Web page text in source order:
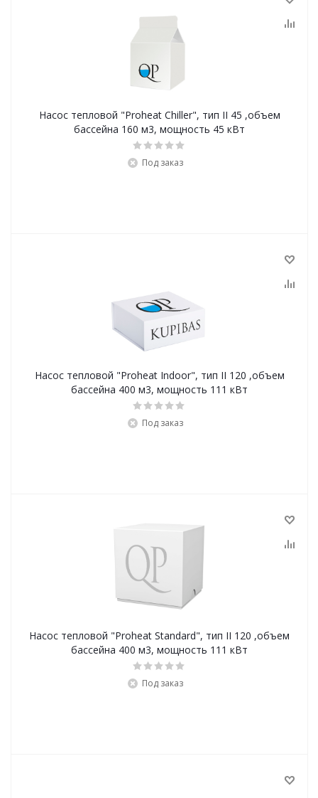
Насос тепловой "Proheat Chiller", тип II 45 ,объем
бассейна 160 м3, мощность 45 кВт
Под заказ
Насос тепловой "Proheat Indoor", тип II 120 ,объем
бассейна 400 м3, мощность 111 кВт
Под заказ
Насос тепловой "Proheat Standard", тип II 120 ,объем
бассейна 400 м3, мощность 111 кВт
Под заказ